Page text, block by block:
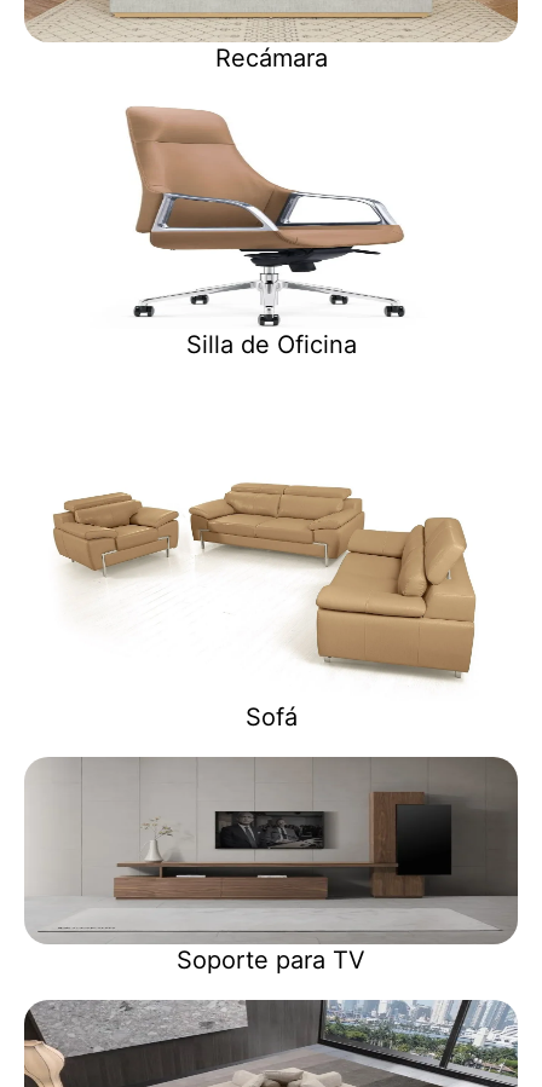
Recámara
Silla de Oficina
Sofá
Soporte para TV